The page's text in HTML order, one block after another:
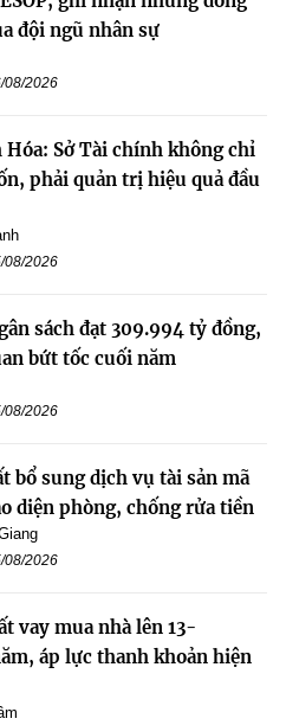
đội ngũ nhân sự
08/2026
Hóa: Sở Tài chính không chỉ
phải quản trị hiệu quả đầu
08/2026
sách đạt 309.994 tỷ đồng,
bứt tốc cuối năm
08/2026
bổ sung dịch vụ tài sản mã
diện phòng, chống rửa tiền
08/2026
vay mua nhà lên 13-
áp lực thanh khoản hiện